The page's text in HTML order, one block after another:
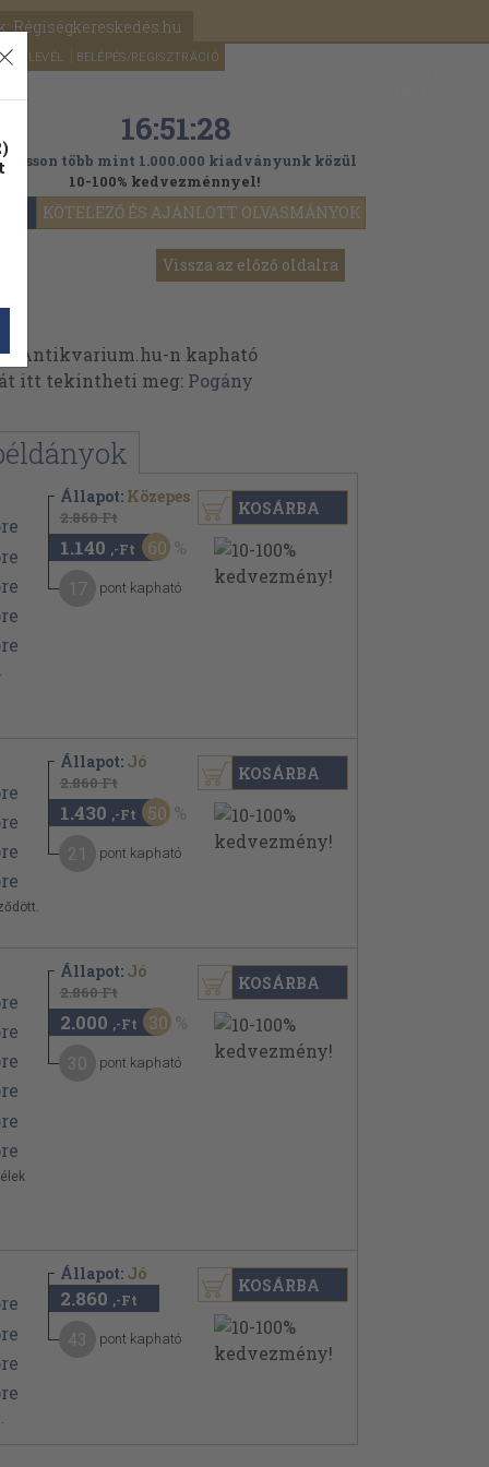
Régiségkereskedés.hu
HÍRLEVÉL BELÉPÉS/REGISZTRÁCIÓ
KÖTELEZŐ ÉS AJÁNLOTT OLVASMÁNYOK
16:51:27
több mint 1.000.000 kiadványunk közül
10-100% kedvezménnyel!
Vissza az előző oldalra
Antikvarium.hu-n kapható
itt tekintheti meg: Pogány
Állapot: Közepes
2.860 Ft
1.140 ,-Ft 60
pont kapható
KOSÁRBA
Állapot: Jó
2.860 Ft
1.430 ,-Ft 50
pont kapható
KOSÁRBA
Állapot: Jó
2.860 Ft
2.000 ,-Ft 30
pont kapható
KOSÁRBA
Állapot: Jó
2.860 ,-Ft
pont kapható
KOSÁRBA